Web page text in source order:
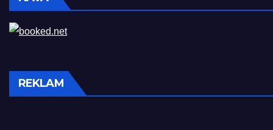
REKLAM